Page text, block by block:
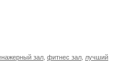
зал фитнес зал лучший